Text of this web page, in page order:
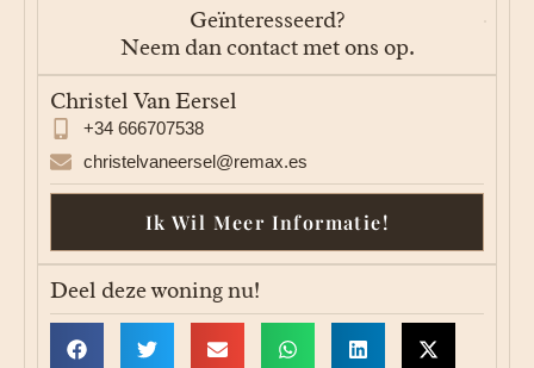
Geïnteresseerd?
Neem dan contact met ons op.
Christel Van Eersel
+34 666707538
christelvaneersel@remax.es
Ik Wil Meer Informatie!
Deel deze woning nu!